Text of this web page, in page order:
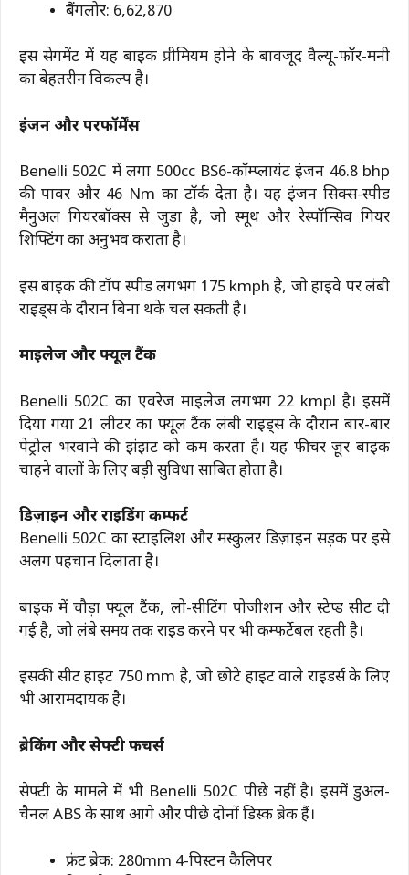
बैंगलोर: ₹6,62,870
इस सेगमेंट में यह बाइक प्रीमियम होने के बावजूद वैल्यू-फॉर-मनी
का बेहतरीन विकल्प है।
इंजन और परफॉर्मेंस
Benelli 502C में लगा 500cc BS6-कॉम्प्लायंट इंजन 46.8 bhp
की पावर और 46 Nm का टॉर्क देता है। यह इंजन सिक्स-स्पीड
मैनुअल गियरबॉक्स से जुड़ा है, जो स्मूथ और रेस्पॉन्सिव गियर
शिफ्टिंग का अनुभव कराता है।
इस बाइक की टॉप स्पीड लगभग 175 kmph है, जो हाइवे पर लंबी
राइड्स के दौरान बिना थके चल सकती है।
माइलेज और फ्यूल टैंक
Benelli 502C का एवरेज माइलेज लगभग 22 kmpl है। इसमें
दिया गया 21 लीटर का फ्यूल टैंक लंबी राइड्स के दौरान बार-बार
पेट्रोल भरवाने की झंझट को कम करता है। यह फीचर क्रूज़र बाइक
चाहने वालों के लिए बड़ी सुविधा साबित होता है।
डिज़ाइन और राइडिंग कम्फर्ट
Benelli 502C का स्टाइलिश और मस्कुलर डिज़ाइन सड़क पर इसे
अलग पहचान दिलाता है।
बाइक में चौड़ा फ्यूल टैंक, लो-सीटिंग पोजीशन और स्टेप्ड सीट दी
गई है, जो लंबे समय तक राइड करने पर भी कम्फर्टेबल रहती है।
इसकी सीट हाइट 750 mm है, जो छोटे हाइट वाले राइडर्स के लिए
भी आरामदायक है।
ब्रेकिंग और सेफ्टी फीचर्स
सेफ्टी के मामले में भी Benelli 502C पीछे नहीं है। इसमें डुअल-
चैनल ABS के साथ आगे और पीछे दोनों डिस्क ब्रेक हैं।
फ्रंट ब्रेक: 280mm 4-पिस्टन कैलिपर